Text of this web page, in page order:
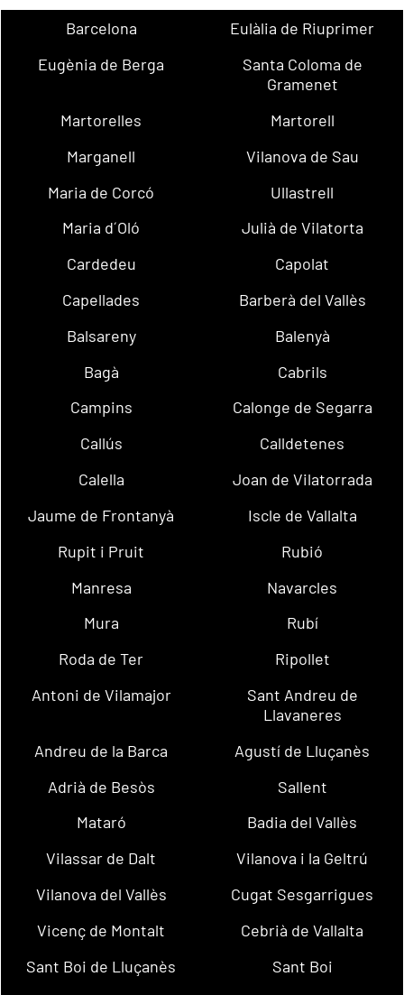
Barcelona
Eulàlia de Riuprimer
Eugènia de Berga
Santa Coloma de
Gramenet
Martorelles
Martorell
Marganell
Vilanova de Sau
Maria de Corcó
Ullastrell
Maria d´Oló
Julià de Vilatorta
Cardedeu
Capolat
Capellades
Barberà del Vallès
Balsareny
Balenyà
Bagà
Cabrils
Campins
Calonge de Segarra
Callús
Calldetenes
Calella
Joan de Vilatorrada
Jaume de Frontanyà
Iscle de Vallalta
Rupit i Pruit
Rubió
Manresa
Navarcles
Mura
Rubí
Roda de Ter
Ripollet
Antoni de Vilamajor
Sant Andreu de
Llavaneres
Andreu de la Barca
Agustí de Lluçanès
Adrià de Besòs
Sallent
Mataró
Badia del Vallès
Vilassar de Dalt
Vilanova i la Geltrú
Vilanova del Vallès
Cugat Sesgarrigues
Vicenç de Montalt
Cebrià de Vallalta
Sant Boi de Lluçanès
Sant Boi